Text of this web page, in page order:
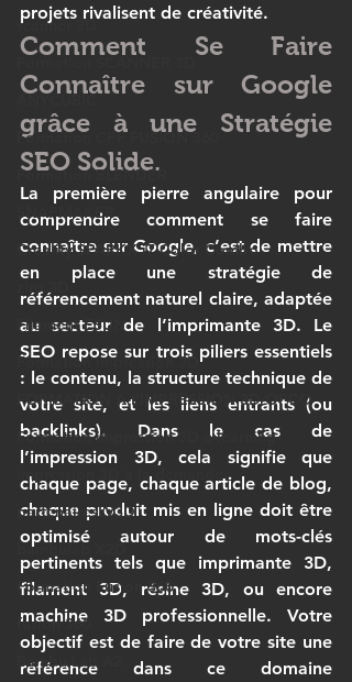
scanner 3D
ANYCUBIC
Formation CPF FUSION 360
Formation BLENDER
SNAPMAKER
Creality SPARKX i7 Color Combo
ziro 3D
Filament ESUN
Formation impression 3D
FORMATION À L’IMPRESSION 3D OPCO
Formation impression 3D e-learning
impression 3D à la demande
partenairesLV3D
bambulab X2D
Formation Fusion 360
fusion 360
Bambu Lab A2
projets rivalisent de créativité.
Comment Se Faire
Connaître sur Google
grâce à une Stratégie
SEO Solide.
La première pierre angulaire pour
comprendre comment se faire
connaître sur Google, c’est de mettre
en place une stratégie de
référencement naturel claire, adaptée
au secteur de l’imprimante 3D. Le
SEO repose sur trois piliers essentiels
: le contenu, la structure technique de
votre site, et les liens entrants (ou
backlinks). Dans le cas de
l’impression 3D, cela signifie que
chaque page, chaque article de blog,
chaque produit mis en ligne doit être
optimisé autour de mots-clés
pertinents tels que imprimante 3D
filament 3D, résine 3D
machine 3D professionnelle. Votre
objectif est de faire de votre site une
référence dans ce domaine